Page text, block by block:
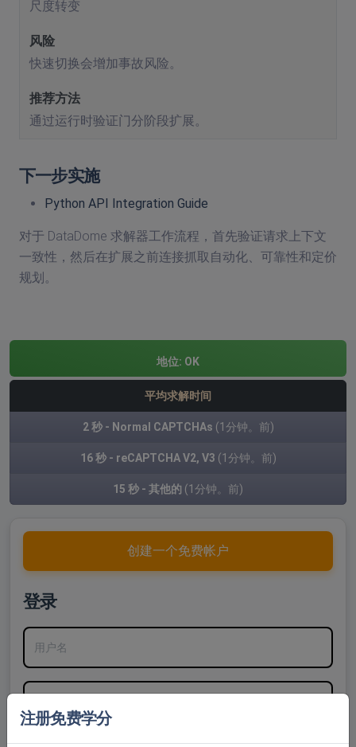
尺度转变
快速切换会增加事故风险。
通过运行时验证门分阶段扩展。
下一步实施
Python API Integration Guide
对于 DataDome 求解器工作流程，首先验证请求上下文
一致性，然后在扩展之前连接抓取自动化、可靠性和定价
规划。
地位: OK
平均求解时间
2 秒 - Normal CAPTCHAs (1分钟。前)
16 秒 - reCAPTCHA V2, V3 (1分钟。前)
15 秒 - 其他的 (1分钟。前)
创建一个免费帐户
登录
用户名
密码
记住账号
注册免费学分